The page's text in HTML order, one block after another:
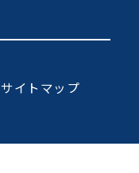
サイトマップ